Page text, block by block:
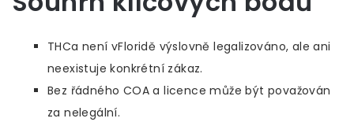
THCa není vFloridě výslovně legalizováno, ale ani
neexistuje konkrétní zákaz.
Bez řádného COA a licence může být považován
za nelegální.